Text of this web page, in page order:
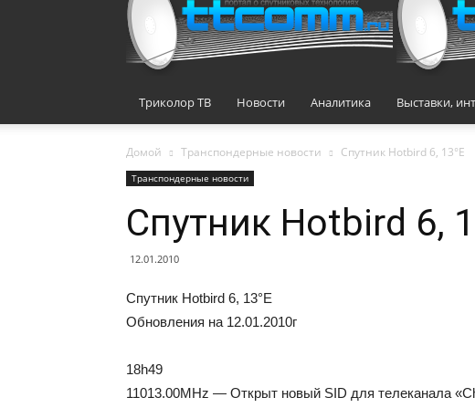
Триколор ТВ Новости Аналитика Выставки,
Домой Транспондерные новости Спутник Hotbird 6, 13°E
Транспондерные новости
Спутник Hotbird 6,
12.01.2010
Спутник Hotbird 6, 13°E
Обновления на 12.01.2010г
18h49
11013.00MHz — Открыт новый SID для телеканала